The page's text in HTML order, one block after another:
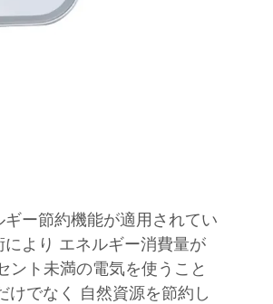
ー節約機能が適用されてい
より エネルギー消費量が
ント未満の電気を使うこと
けでなく 自然資源を節約し